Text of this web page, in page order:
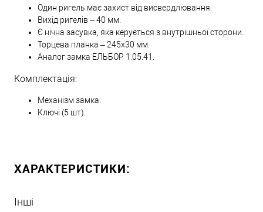
Один ригель має захист від висвердлювання.
Вихід ригелів – 40 мм.
Є нічна засувка, яка керується з внутрішньої сторони.
Торцева планка – 245x30 мм.
Аналог замка ЕЛЬБОР 1.05.41.
Комплектація:
Механізм замка.
Ключі (5 шт).
ХАРАКТЕРИСТИКИ:
Інші